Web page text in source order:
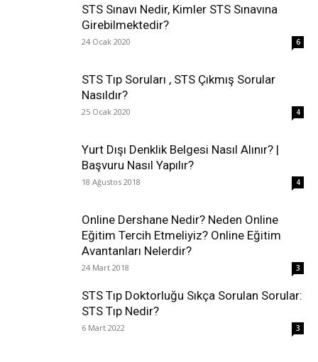
STS Sınavı Nedir, Kimler STS Sınavına
Girebilmektedir?
24 Ocak 2020 6
STS Tıp Soruları , STS Çıkmış Sorular
Nasıldır?
25 Ocak 2020 4
Yurt Dışı Denklik Belgesi Nasıl Alınır? |
Başvuru Nasıl Yapılır?
18 Ağustos 2018 4
Online Dershane Nedir? Neden Online
Eğitim Tercih Etmeliyiz? Online Eğitim
Avantanları Nelerdir?
24 Mart 2018 3
STS Tıp Doktorluğu Sıkça Sorulan Sorular:
STS Tıp Nedir?
6 Mart 2022 3